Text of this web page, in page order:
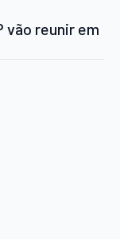
vão reunir em